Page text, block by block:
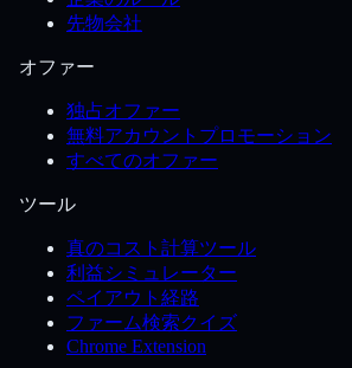
先物会社
オファー
独占オファー
無料アカウントプロモーション
すべてのオファー
ツール
真のコスト計算ツール
利益シミュレーター
ペイアウト経路
ファーム検索クイズ
Chrome Extension